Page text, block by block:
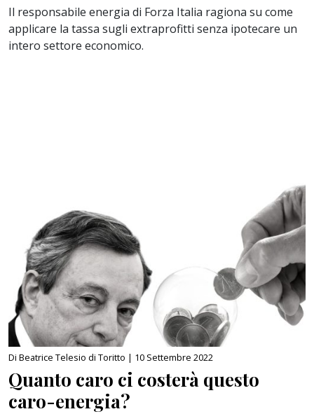
Il responsabile energia di Forza Italia ragiona su come
applicare la tassa sugli extraprofitti senza ipotecare un
intero settore economico.
Di Beatrice Telesio di Toritto | 10 Settembre 2022
Quanto caro ci costerà questo
caro-energia?